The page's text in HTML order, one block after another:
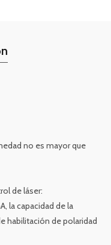
no es mayor que
de láser:
la capacidad de la
habilitación de polaridad